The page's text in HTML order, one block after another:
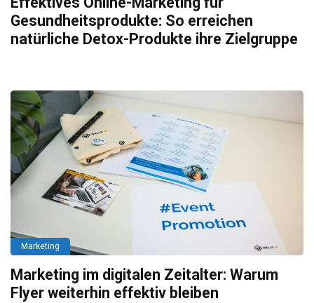
Gesundheitsprodukte: So erreichen
natürliche Detox-Produkte ihre Zielgruppe
Marketing
Marketing im digitalen Zeitalter: Warum
Flyer weiterhin effektiv bleiben